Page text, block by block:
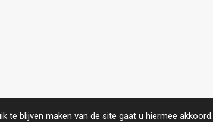
te blijven maken van de site gaat u hiermee akkoord.